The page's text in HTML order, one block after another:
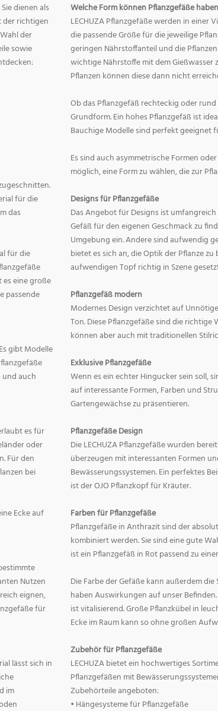
dienen als
der richtigen
der
sowie
für die
das
für die
eine große
passende
gibt Modelle
und auch
es für
oder
Für den
bei
Ecke auf
Nutzen
eignen,
für
lässt sich in
im
Welche Form können Pflanzgefäße
LECHUZA Pflanzgefäße werden in einer
die passende Größe für die jeweilige
geringen Nährstoffanteil und die
wichtige Nährstoffe mit dem Gießwasser
Pflanzen können diese dann nicht
Ob das Pflanzgefäß rechteckig oder
Grundform. Ein hohes Pflanzgefäß ist
Bauchige Modelle sind perfekt geeignet
Es sind auch asymmetrische Formen
möglich, eine Form zu wählen, die zur
Designs für Pflanzgefäße
Das Angebot für Designs ist
Gefäß für den eigenen Geschmack zu
Umgebung ein. Andere sind aufwendig
bietet es sich an, die Optik der Pflanze
aufwendigen Topf richtig in Szene
Pflanzgefäß modern
Modernes Design verzichtet auf
Ton. Diese Pflanzgefäße sind die
können aber auch mit traditionellen
Exklusive Pflanzgefäße
Wenn es ein echter Hingucker sein soll,
auf interessante Formen, Farben und
Gartengewächse zu präsentieren.
Pflanzgefäße Design
Die LECHUZA Pflanzgefäße wurden
überzeugen mit interessanten Formen
Bewässerungssystemen. Ein perfektes
ist der OJO Pflanzkopf für Kräuter.
Farben für Pflanzgefäße
Pflanzgefäße in Anthrazit sind der
kombiniert werden. Sie sind eine gute
ist ein Pflanzgefäß in Rot passend zu
Die Farbe der Gefäße kann außerdem
haben Auswirkungen auf unser
ist vitalisierend. Große Pflanzkübel in
Ecke im Raum kann so ohne großen
Zubehör für Pflanzgefäße
LECHUZA bietet ein hochwertiges
Pflanzgefäßen mit
Zubehörteile angeboten:
• Hängesysteme für Pflanzgefäße